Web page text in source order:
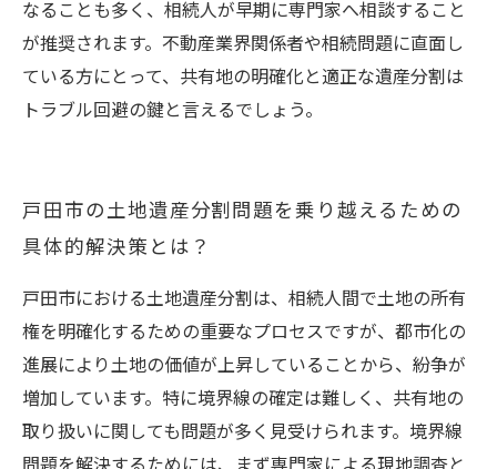
なることも多く、相続人が早期に専門家へ相談すること
が推奨されます。不動産業界関係者や相続問題に直面し
ている方にとって、共有地の明確化と適正な遺産分割は
トラブル回避の鍵と言えるでしょう。
戸田市の土地遺産分割問題を乗り越えるための
具体的解決策とは？
戸田市における土地遺産分割は、相続人間で土地の所有
権を明確化するための重要なプロセスですが、都市化の
進展により土地の価値が上昇していることから、紛争が
増加しています。特に境界線の確定は難しく、共有地の
取り扱いに関しても問題が多く見受けられます。境界線